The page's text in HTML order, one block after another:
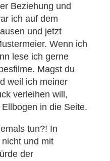
Beziehung und
ich auf dem
und jetzt
Wenn ich
lese ich gerne
Magst du
weil ich meiner
verleihen will,
in die Seite.
tun?! In
und mit
der